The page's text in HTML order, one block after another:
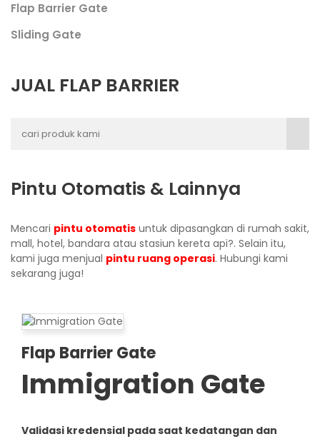
Flap Barrier Gate
Sliding Gate
JUAL FLAP BARRIER
Pintu Otomatis & Lainnya
Mencari pintu otomatis untuk dipasangkan di rumah sakit,
mall, hotel, bandara atau stasiun kereta api?. Selain itu,
kami juga menjual pintu ruang operasi. Hubungi kami
sekarang juga!
Flap Barrier Gate
Immigration Gate
Validasi kredensial pada saat kedatangan dan